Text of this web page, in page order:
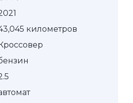
километров